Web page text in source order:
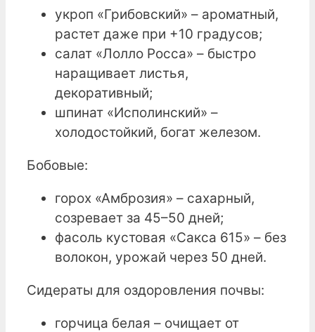
укроп «Грибовский» – ароматный,
растет даже при +10 градусов;
салат «Лолло Росса» – быстро
наращивает листья,
декоративный;
шпинат «Исполинский» –
холодостойкий, богат железом.
Бобовые:
горох «Амброзия» – сахарный,
созревает за 45–50 дней;
фасоль кустовая «Сакса 615» – без
волокон, урожай через 50 дней.
Сидераты для оздоровления почвы:
горчица белая – очищает от